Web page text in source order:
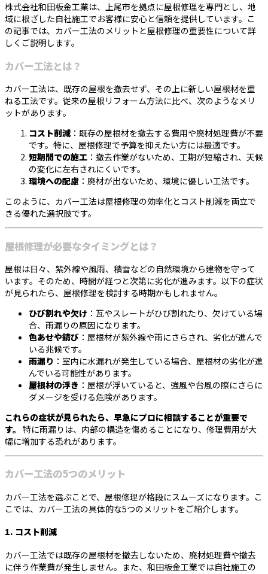
株式会社和田板金工業は、上尾市を拠点に屋根修理を専門とし、地
域に根ざした自社施工でお客様に安心と信頼を提供しています。こ
の記事では、カバー工法のメリットと屋根修理の重要性について詳
しくご説明します。
カバー工法とは？
カバー工法は、既存の屋根を撤去せず、その上に新しい屋根材を重
ねる工法です。従来の屋根リフォーム方法に比べ、次のようなメリ
ットがあります。
コスト削減 ：既存の屋根材を撤去する費用や廃材処理費が不要
です。特に、屋根修理で予算を抑えたい方には最適です。
短期間での施工 ：撤去作業がないため、工期が短縮され、天候
の変化に左右されにくいです。
環境への配慮 ：廃材が出ないため、環境に優しい工法です。
このように、カバー工法は屋根修理の効率化とコスト削減を両立で
きる優れた選択肢です。
屋根修理が必要なタイミングとは？
屋根は日々、紫外線や風雨、積雪などの自然環境から建物を守って
います。そのため、時間が経つと次第に劣化が進みます。以下の症状
が見られたら、屋根修理を検討する時期かもしれません。
ひび割れや欠け ：瓦やスレートがひび割れたり、欠けている場
合、雨漏りの原因になります。
色あせや錆び ：屋根材が紫外線や雨にさらされ、劣化が進んで
いる兆候です。
雨漏り ：室内に水漏れが発生している場合、屋根材の劣化が進
んでいる可能性があります。
屋根材の浮き ：屋根が浮いていると、強風や台風の際にさらに
ダメージを受ける危険があります。
これらの症状が見られたら、早急にプロに相談することが重要で
す。 特に雨漏りは、内部の構造を傷めることになり、修理費用が大
幅に増加する恐れがあります。
カバー工法の5つのメリット
カバー工法を選ぶことで、屋根修理が格段にスムーズになります。こ
こでは、カバー工法の具体的な5つのメリットをご紹介します。
1. コスト削減
カバー工法では既存の屋根材を撤去しないため、廃材処理費や撤去
に伴う作業費が発生しません。また、和田板金工業では自社施工の